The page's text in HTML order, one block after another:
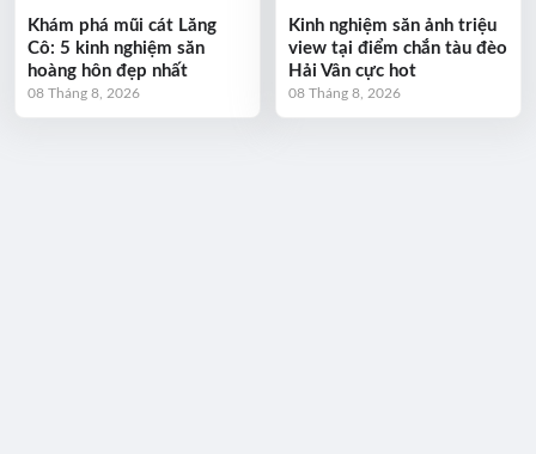
Khám phá mũi cát Lăng
Cô: 5 kinh nghiệm săn
hoàng hôn đẹp nhất
08 Tháng 8, 2026
Kinh nghiệm săn ảnh triệu
view tại điểm chắn tàu đèo
Hải Vân cực hot
08 Tháng 8, 2026